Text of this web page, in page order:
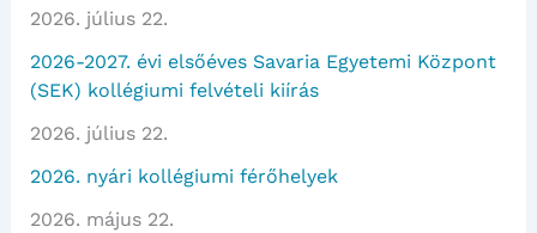
2026. július 22.
2026-2027. évi elsőéves Savaria Egyetemi Központ
(SEK) kollégiumi felvételi kiírás
2026. július 22.
2026. nyári kollégiumi férőhelyek
2026. május 22.